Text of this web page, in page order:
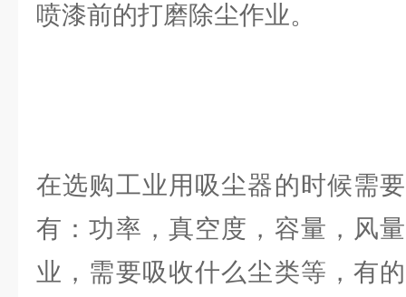
喷漆前的打磨除尘作业。
在选购工业用吸尘器的时候需
有：功率，真空度，容量，风
业，需要吸收什么尘类等，有